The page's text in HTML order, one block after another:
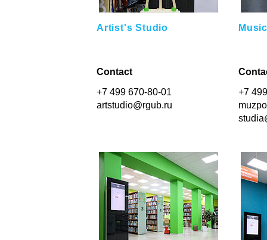
Artist's Studio
Contact
+7 499 670-80-01
artstudio@rgub.ru
+7